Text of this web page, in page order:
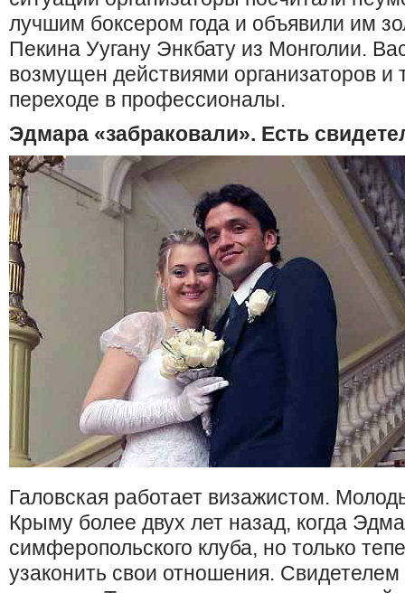
лучшим боксером года и объявили им
Пекина Уугану Энкбату из Монголии.
возмущен действиями организаторов и
переходе в профессионалы.
Эдмара «забраковали». Есть
Галовская работает визажистом.
Крыму более двух лет назад, когда
симферопольского клуба, но только
узаконить свои отношения.